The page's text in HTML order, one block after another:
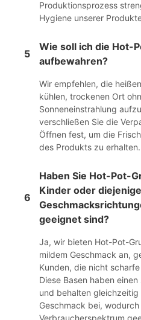
Produktionsprozess
Hygiene unserer
5
Wie soll ich die Hot-
aufbewahren?
Wir empfehlen, die
kühlen, trockenen Ort
Sonneneinstrahlung
verschließen Sie die
Öffnen fest, um die
des Produkts zu erhalten.
6
Haben Sie Hot-Pot-
Kinder oder
geeignet sind?
Ja, wir bieten Hot-Pot-
mildem Geschmack an,
Kunden, die nicht
Diese Basen haben
und behalten
Geschmack bei,
Verbraucherspektrum